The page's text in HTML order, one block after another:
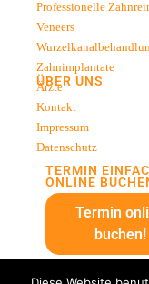
Professionelle
Veneers
Zahnimplantate
ÜBER UNS
Ärzte
Kontakt
Impressum
Datenschutz
TERMIN
ONLINE
Termin
buchen!